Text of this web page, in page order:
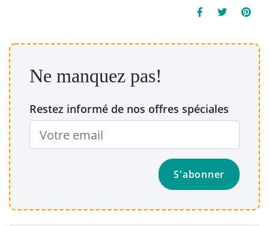
Ne manquez pas!
Restez informé de nos offres spéciales